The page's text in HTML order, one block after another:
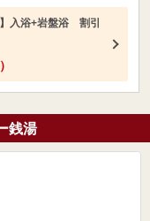
入浴+岩盤浴 割引
銭湯